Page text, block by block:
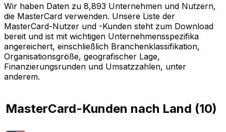
Wir haben Daten zu 8,893 Unternehmen und Nutzern,
die MasterCard verwenden. Unsere Liste der
MasterCard-Nutzer und -Kunden steht zum Download
bereit und ist mit wichtigen Unternehmensspezifika
angereichert, einschließlich Branchenklassifikation,
Organisationsgröße, geografischer Lage,
Finanzierungsrunden und Umsatzzahlen, unter
anderem.
MasterCard-Kunden nach Land (10)